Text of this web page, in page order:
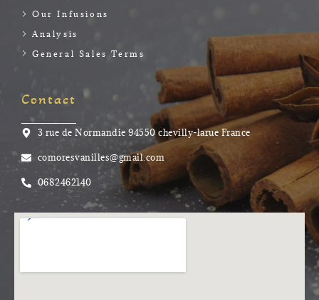
Our Infusions
Analysis
General Sales Terms
Contact
3 rue de Normandie 94550 chevilly-larue France
comoresvanilles@gmail.com
0682462140